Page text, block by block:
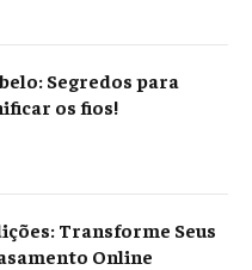
Segredos para
os fios!
Transforme Seus
Online